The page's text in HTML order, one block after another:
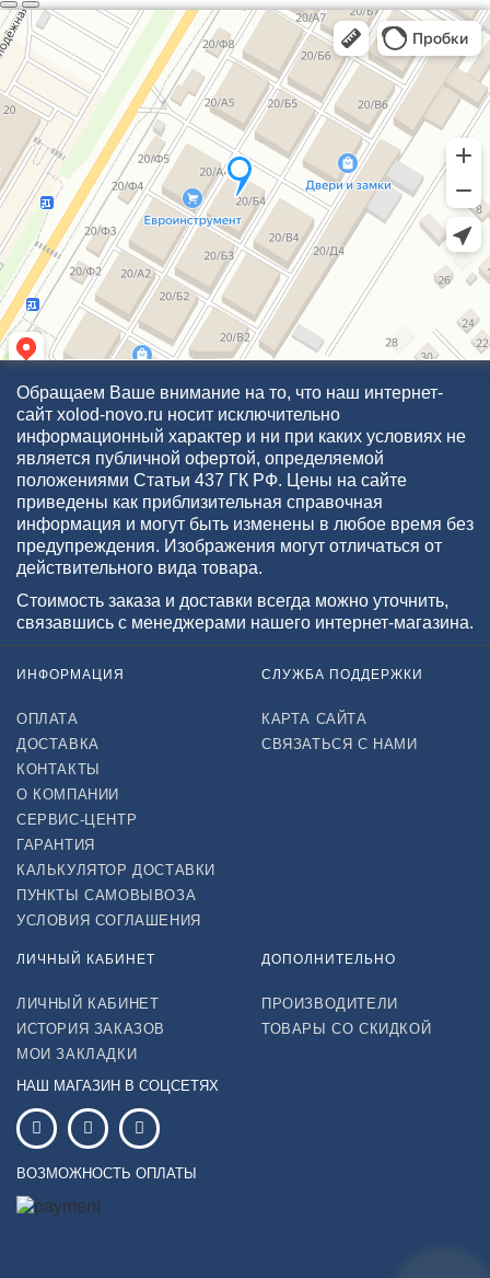
Обращаем Ваше внимание на то, что наш интернет-
сайт xolod-novo.ru носит исключительно
информационный характер и ни при каких условиях не
является публичной офертой, определяемой
положениями Статьи 437 ГК РФ. Цены на сайте
приведены как приблизительная справочная
информация и могут быть изменены в любое время без
предупреждения. Изображения могут отличаться от
действительного вида товара.
Стоимость заказа и доставки всегда можно уточнить,
связавшись с менеджерами нашего интернет-магазина.
ИНФОРМАЦИЯ
ОПЛАТА
ДОСТАВКА
КОНТАКТЫ
О КОМПАНИИ
СЕРВИС-ЦЕНТР
ГАРАНТИЯ
КАЛЬКУЛЯТОР ДОСТАВКИ
ПУНКТЫ САМОВЫВОЗА
УСЛОВИЯ СОГЛАШЕНИЯ
СЛУЖБА ПОДДЕРЖКИ
КАРТА САЙТА
СВЯЗАТЬСЯ С НАМИ
ЛИЧНЫЙ КАБИНЕТ
ЛИЧНЫЙ КАБИНЕТ
ИСТОРИЯ ЗАКАЗОВ
МОИ ЗАКЛАДКИ
ДОПОЛНИТЕЛЬНО
ПРОИЗВОДИТЕЛИ
ТОВАРЫ СО СКИДКОЙ
НАШ МАГАЗИН В СОЦСЕТЯХ
ВОЗМОЖНОСТЬ ОПЛАТЫ